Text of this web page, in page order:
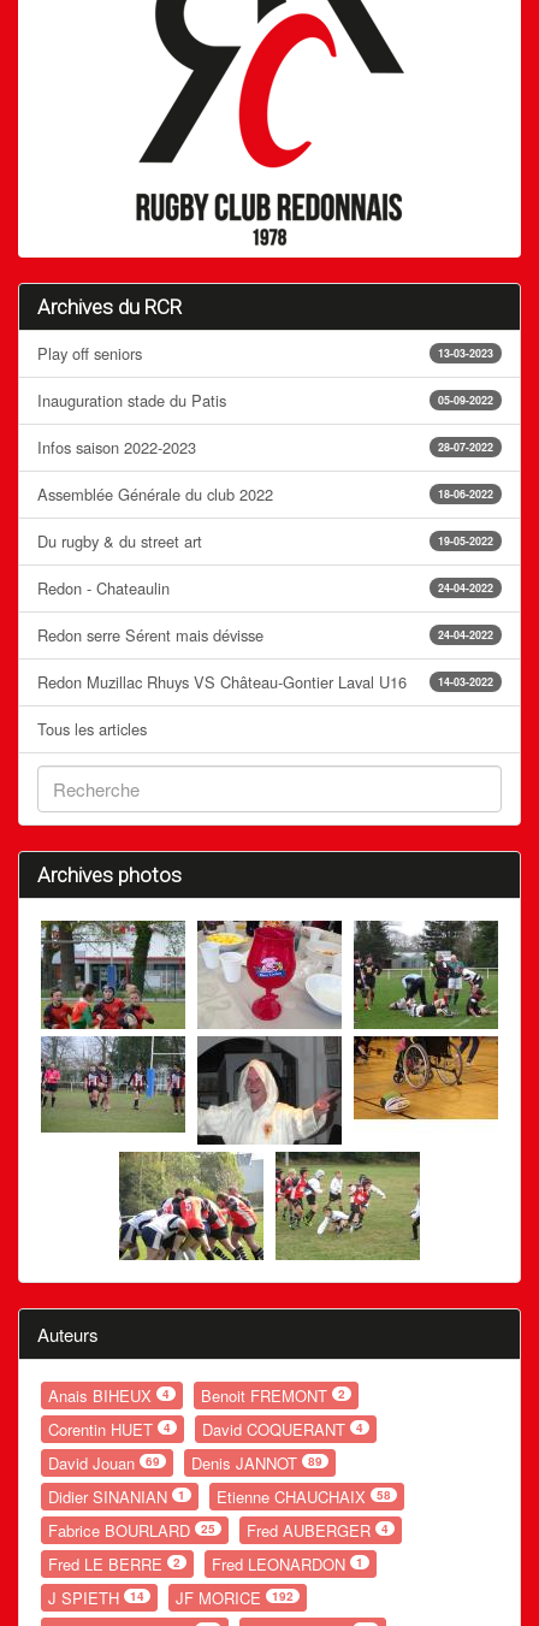
Archives du RCR
13-03-2023
Play off seniors
05-09-2022
Inauguration stade du Patis
28-07-2022
Infos saison 2022-2023
18-06-2022
Assemblée Générale du club 2022
19-05-2022
Du rugby & du street art
24-04-2022
Redon - Chateaulin
24-04-2022
Redon serre Sérent mais dévisse
14-03-2022
Redon Muzillac Rhuys VS Château-Gontier Laval U16
Tous les articles
Archives photos
Auteurs
Anais BIHEUX 4 Benoit FREMONT 2
Corentin HUET 4 David COQUERANT 4
David Jouan 69 Denis JANNOT 89
Didier SINANIAN 1 Etienne CHAUCHAIX 58
Fabrice BOURLARD 25 Fred AUBERGER 4
Fred LE BERRE 2 Fred LEONARDON 1
J SPIETH 14 JF MORICE 192